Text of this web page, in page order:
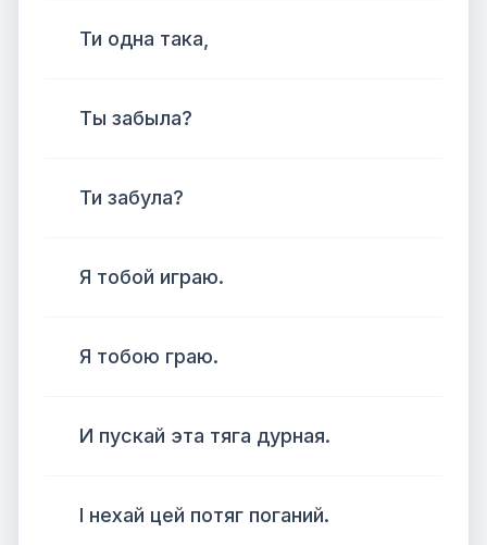
Ти одна така,
Ты забыла?
Ти забула?
Я тобой играю.
Я тобою граю.
И пускай эта тяга дурная.
І нехай цей потяг поганий.